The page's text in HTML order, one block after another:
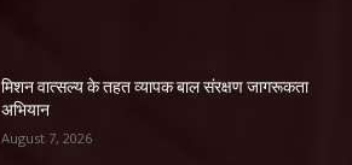
मिशन वात्सल्य के तहत व्यापक बाल संरक्षण जागरूकता
अभियान
August 7, 2026